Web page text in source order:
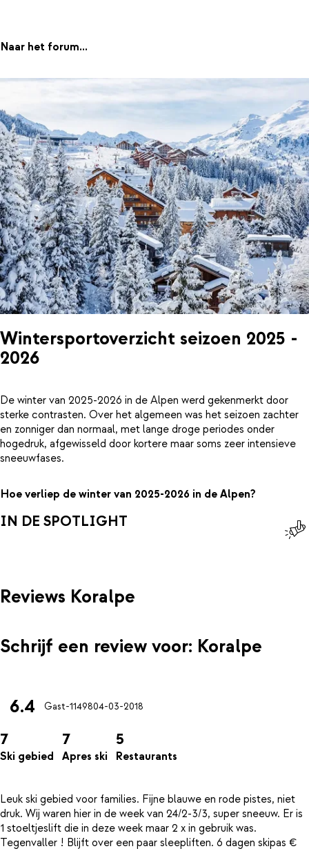
Naar het forum...
Wintersportoverzicht seizoen 2025 -
2026
De winter van 2025-2026 in de Alpen werd gekenmerkt door
sterke contrasten. Over het algemeen was het seizoen zachter
en zonniger dan normaal, met lange droge periodes onder
hogedruk, afgewisseld door kortere maar soms zeer intensieve
sneeuwfases.
Hoe verliep de winter van 2025-2026 in de Alpen?
IN DE SPOTLIGHT
Reviews Koralpe
Schrijf een review voor: Koralpe
6.4 Gast-1149804-03-2018
7
Ski gebied
7
Apres ski
5
Restaurants
Leuk ski gebied voor families. Fijne blauwe en rode pistes, niet
druk. Wij waren hier in de week van 24/2-3/3, super sneeuw. Er is
1 stoeltjeslift die in deze week maar 2 x in gebruik was.
Tegenvaller ! Blijft over een paar sleepliften. 6 dagen skipas €